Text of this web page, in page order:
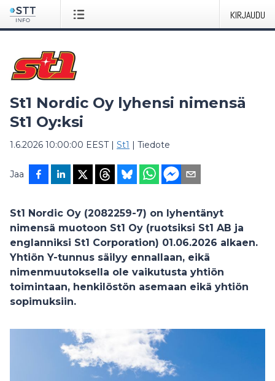
KIRJAUDU
St1 Nordic Oy lyhensi nimensä
St1 Oy:ksi
1.6.2026 10:00:00 EEST| St1 | Tiedote
Jaa
St1 Nordic Oy (2082259-7) on lyhentänyt
nimensä muotoon St1 Oy (ruotsiksi St1 AB ja
englanniksi St1 Corporation) 01.06.2026 alkaen.
Yhtiön Y-tunnus säilyy ennallaan, eikä
nimenmuutoksella ole vaikutusta yhtiön
toimintaan, henkilöstön asemaan eikä yhtiön
sopimuksiin.